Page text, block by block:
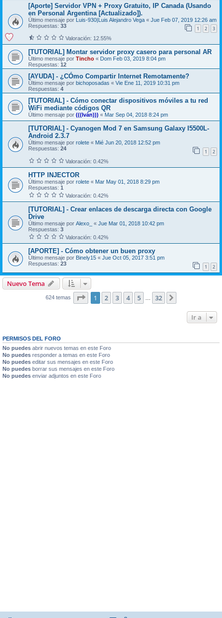
[Aporte] Servidor VPN + Proxy Gratuito, IP Canada (Usando
en Personal Argentina [Actualizado]).
Último mensaje por Luis-930|Luis Alejandro Vega « Jue Feb 07, 2019 12:26 am
Respuestas: 33 1 2 3
Valoración: 12.55%
[TUTORIAL] Montar servidor proxy casero para personal AR
Último mensaje por Tincho « Dom Feb 03, 2019 8:04 pm
Respuestas: 12
[AYUDA] - ¿CÓmo Compartir Internet Remotamente?
Último mensaje por bichoposadas « Vie Ene 11, 2019 10:31 pm
Respuestas: 4
[TUTORIAL] - Cómo conectar dispositivos móviles a tu red
WiFi mediante códigos QR
Último mensaje por (((Iván))) « Mar Sep 04, 2018 8:24 pm
[TUTORIAL] - Cyanogen Mod 7 en Samsung Galaxy I5500L-
Android 2.3.7
Último mensaje por rolete « Mié Jun 20, 2018 12:52 pm
Respuestas: 24 1 2
Valoración: 0.42%
HTTP INJECTOR
Último mensaje por rolete « Mar May 01, 2018 8:29 pm
Respuestas: 1
Valoración: 0.42%
[TUTORIAL] - Crear enlaces de descarga directa con Google
Drive
Último mensaje por Alexo_ « Jue Mar 01, 2018 10:42 pm
Respuestas: 3
Valoración: 0.42%
[APORTE] - Cómo obtener un buen proxy
Último mensaje por Binely15 « Jue Oct 05, 2017 3:51 pm
Respuestas: 23 1 2
Nuevo Tema
624 temas Página de 32
1 2 3 4 5 32
Ir a
PERMISOS DEL FORO
No puedes abrir nuevos temas en este Foro
No puedes responder a temas en este Foro
No puedes editar sus mensajes en este Foro
No puedes borrar sus mensajes en este Foro
No puedes enviar adjuntos en este Foro